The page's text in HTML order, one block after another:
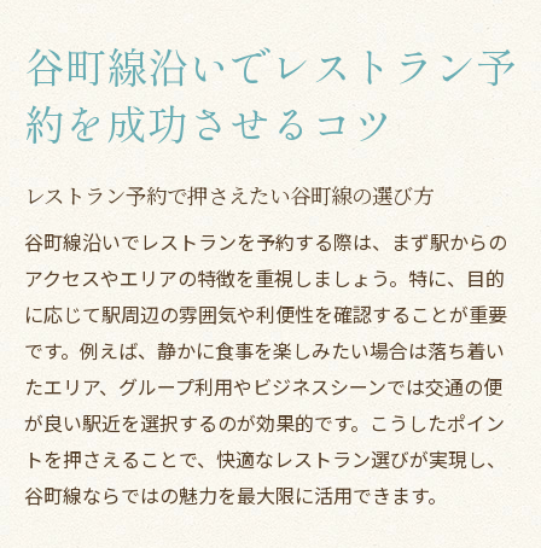
法
谷町線エリアで人気レストラン予約のポイ
ント
快適な食事空間を叶えるレストラン選びの秘訣
レストランの雰囲気で選ぶ谷町線沿いの魅
快適なレストラン空間を重視した予約方法
大阪谷町線で落ち着けるレストランを選ぶ
コツ
食事空間にこだわるレストラン予約のポイ
ント
禁煙席やテラス席が充実したレストラン選
谷町線沿いでレストラン予
約を成功させるコツ
レストラン予約で押さえたい谷町線の選び方
谷町線沿いでレストランを予約する際は、まず駅からの
アクセスやエリアの特徴を重視しましょう。特に、目的
に応じて駅周辺の雰囲気や利便性を確認することが重要
です。例えば、静かに食事を楽しみたい場合は落ち着い
たエリア、グループ利用やビジネスシーンでは交通の便
が良い駅近を選択するのが効果的です。こうしたポイン
トを押さえることで、快適なレストラン選びが実現し、
谷町線ならではの魅力を最大限に活用できます。